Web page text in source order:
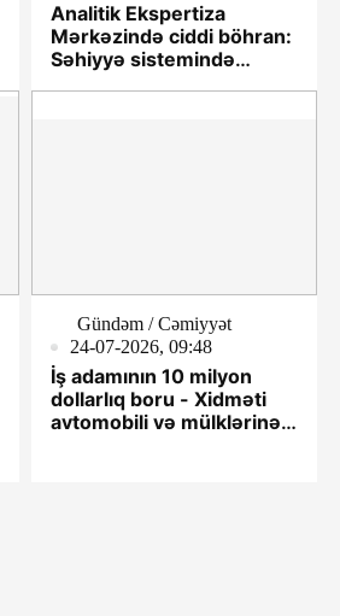
Analitik Ekspertiza
Mərkəzində ciddi böhran:
Səhiyyə sistemində
Gündəm / Cəmiyyət
24-07-2026, 09:48
İş adamının 10 milyon
dollarlıq boru - Xidməti
avtomobili və mülklərinə